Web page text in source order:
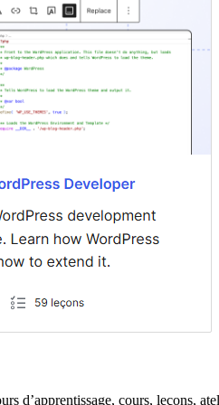
d’apprentissage, cours, leçons,